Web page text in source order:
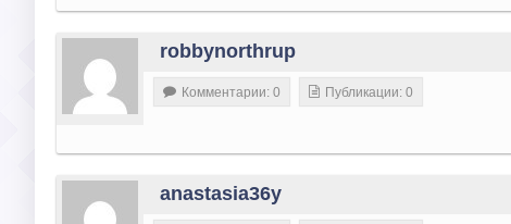
robbynorthrup
Комментарии: 0 Публикации: 0
anastasia36y